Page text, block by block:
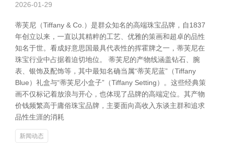
2026-01-29
蒂芙尼（Tiffany & Co.）是群众知名的高端珠宝品牌，自1837
年创立以来，一直以其精粹的工艺、优雅的策画和超卓的品性
知名于世。看成好意思国最具代表性的挥霍牌之一，蒂芙尼在
珠宝行业中占据着迫切地位。 蒂芙尼的产物线涵盖钻石、腕
表、银饰及配饰等，其中最知名确当属“蒂芙尼蓝”（Tiffany
Blue）礼盒与“蒂芙尼小盒子”（Tiffany Setting）。这些经典策
画不仅标记着放浪与开心，也体现了品牌的高端定位。其产物
价钱频繁高于庸俗珠宝品牌，主要面向高收入东谈主群和追求
品性生涯的消耗
新闻动态